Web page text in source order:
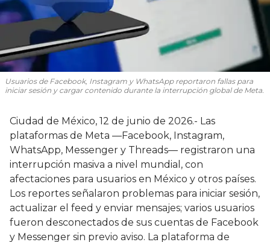
Usuarios de Facebook, Instagram y WhatsApp reportaron fallas para
iniciar sesión y cargar contenido durante la interrupción global de Meta.
Ciudad de México, 12 de junio de 2026.- Las
plataformas de Meta —Facebook, Instagram,
WhatsApp, Messenger y Threads— registraron una
interrupción masiva a nivel mundial, con
afectaciones para usuarios en México y otros países.
Los reportes señalaron problemas para iniciar sesión,
actualizar el feed y enviar mensajes; varios usuarios
fueron desconectados de sus cuentas de Facebook
y Messenger sin previo aviso. La plataforma de